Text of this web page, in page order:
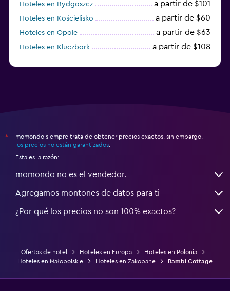
Hoteles en Bydgoszcz a partir de $101
Hoteles en Kościelisko a partir de $60
Hoteles en Opole a partir de $63
Hoteles en Kluczbork a partir de $108
*
momondo siempre trata de obtener precios exactos, sin embargo,
los precios no están garantizados
Esta es la razón:
momondo no es el vendedor.
Agregamos montones de datos para ti
¿Por qué los precios no son 100% exactos?
Ofertas de hotel Hoteles en Europa
Hoteles en Polonia
Hoteles en Małopolskie
Hoteles en Zakopane Bambi Cottage